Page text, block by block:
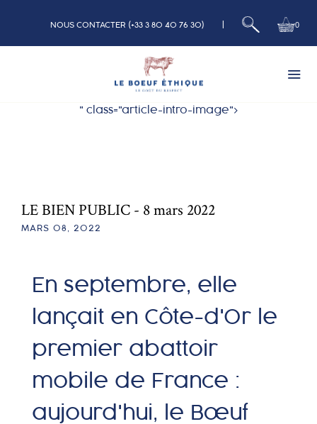
NOUS CONTACTER (+33 3 80 40 76 30) 0
Qui sommes nous
Où nous trouver
MON COMPTE
" class="article-intro-image">
LE BIEN PUBLIC - 8 mars 2022
MARS 08, 2022
En septembre, elle
lançait en Côte-d'Or le
premier abattoir
mobile de France :
aujourd'hui, le Bœuf